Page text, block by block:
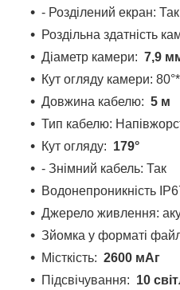
- Розділений екран: Так
Роздільна здатність
Діаметр камери: 7,9
Кут огляду камери:
Довжина кабелю: 5 м
Тип кабелю:
Кут огляду: 179°
- Знімний кабель: Так
Водонепроникність
Джерело живлення:
Зйомка у форматі
Місткість: 2600 мАг
Підсвічування: 10